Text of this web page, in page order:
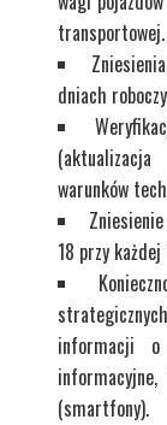
transportowej.
dniach
warunków
18 przy każdej
informacji o
(smartfony).